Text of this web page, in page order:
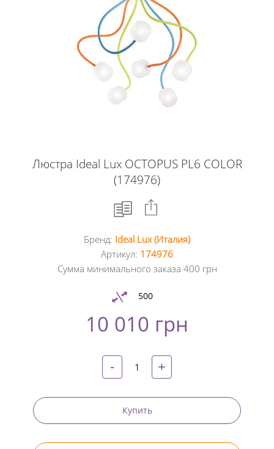
Люстра Ideal Lux OCTOPUS PL6 COLOR
(174976)
Facebook
Twitter
Pinterest
Бренд: Ideal Lux (Италия)
Артикул: 174976
Сумма минимального заказа 400 грн
500
10 010 грн
- +
Купить